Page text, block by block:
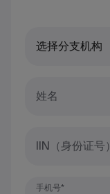
选择分支机构
姓名
IIN（身份证号）
手机号*